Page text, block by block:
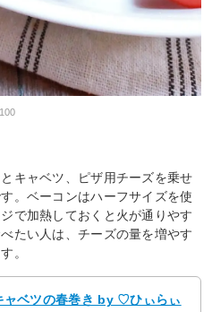
キャベツ、ピザ用チーズを乗せ
。ベーコンはハーフサイズを使
で加熱しておくと火が通りやす
たい人は、チーズの量を増やす
。
ャベツの春巻き by ♡ひぃらぃ